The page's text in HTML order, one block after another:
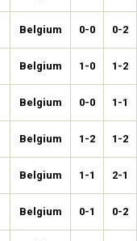
Belgium 0-0 0-2
Belgium 1-0 1-2
Belgium 0-0 1-1
Belgium 1-2 1-2
Belgium 1-1 2-1
Belgium 0-1 0-2